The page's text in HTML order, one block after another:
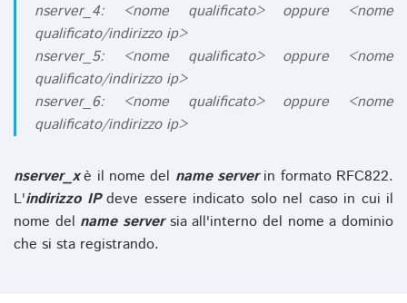
nserver_4: <nome qualificato> oppure <nome
qualificato/indirizzo ip>
nserver_5: <nome qualificato> oppure <nome
qualificato/indirizzo ip>
nserver_6: <nome qualificato> oppure <nome
qualificato/indirizzo ip>
nserver_xè il nome del name serverin formato RFC822.
L'indirizzo IPdeve essere indicato solo nel caso in cui il
nome del name serversia all'interno del nome a dominio
che si sta registrando.